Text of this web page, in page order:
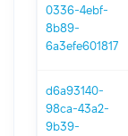
0336-4ebf-
8b89-
6a3efe601817
d6a93140-
98ca-43a2-
9b39-